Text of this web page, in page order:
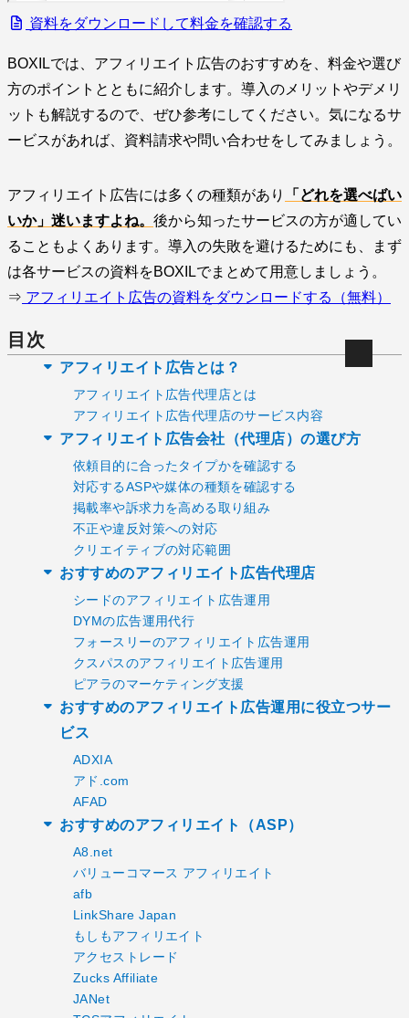
資料をダウンロードして料金を確認する
BOXILでは、アフィリエイト広告のおすすめを、料金や選び
方のポイントとともに紹介します。導入のメリットやデメリ
ットも解説するので、ぜひ参考にしてください。気になるサ
ービスがあれば、資料請求や問い合わせをしてみましょう。
アフィリエイト広告には多くの種類があり
「どれを選べばい
いか」迷いますよね。 後から知ったサービスの方が適してい
ることもよくあります。導入の失敗を避けるためにも、まず
は各サービスの資料をBOXILでまとめて用意しましょう。
⇒ アフィリエイト広告の資料をダウンロードする（無料）
目次
アフィリエイト広告とは？
アフィリエイト広告代理店とは
アフィリエイト広告代理店のサービス内容
アフィリエイト広告会社（代理店）の選び方
依頼目的に合ったタイプかを確認する
対応するASPや媒体の種類を確認する
掲載率や訴求力を高める取り組み
不正や違反対策への対応
クリエイティブの対応範囲
おすすめのアフィリエイト広告代理店
シードのアフィリエイト広告運用
DYMの広告運用代行
フォースリーのアフィリエイト広告運用
クスパスのアフィリエイト広告運用
ピアラのマーケティング支援
おすすめのアフィリエイト広告運用に役立つサー
ビス
ADXIA
アド.com
AFAD
おすすめのアフィリエイト（ASP）
A8.net
バリューコマース アフィリエイト
afb
LinkShare Japan
もしもアフィリエイト
アクセストレード
Zucks Affiliate
JANet